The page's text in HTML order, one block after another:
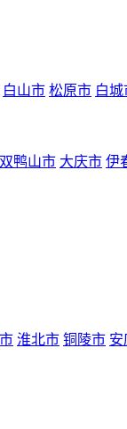
白山市 松原市 白城
双鸭山市 大庆市 伊
淮北市 铜陵市 安